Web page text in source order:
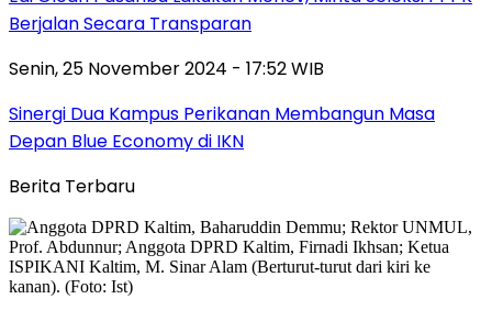
Berjalan Secara Transparan
Senin, 25 November 2024 - 17:52 WIB
Sinergi Dua Kampus Perikanan Membangun Masa
Depan Blue Economy di IKN
Berita Terbaru